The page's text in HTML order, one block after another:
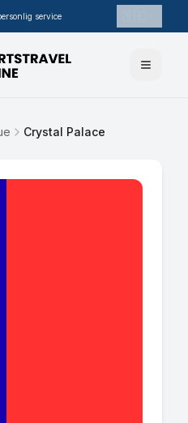
service
Crystal Palace